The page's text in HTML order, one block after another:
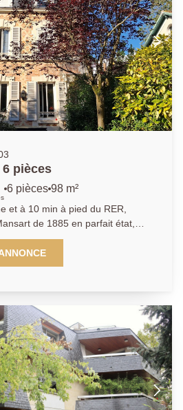
dressing, d'une salle d'eau avec
pour le télétravail ou un
pièces
6 pièces 98 m²
et à 10 min à pied du RER,
de 1885 en parfait état,
D'environ 98 m² (plus
elle offre une entrée
cuisine équipée ouverte sur un
et cave à vin. Stationnement
avec électricité.
chaudière récents. Rare.